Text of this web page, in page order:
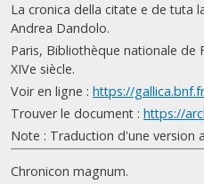
La cronica della citate e de tuta
Andrea Dandolo.
Paris, Bibliothèque nationale de
XIVe siècle.
Voir en ligne : https://
Trouver le document : https://
Note : Traduction d'une version
Chronicon magnum.